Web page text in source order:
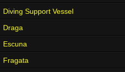
Diving Support Vessel
Draga
Escuna
Fragata